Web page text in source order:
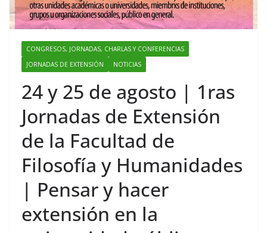
CONGRESOS, JORNADAS, CHARLAS Y CONFERENCIAS
JORNADAS DE EXTENSIÓN
NOTICIAS
24 y 25 de agosto | 1ras
Jornadas de Extensión
de la Facultad de
Filosofía y Humanidades
| Pensar y hacer
extensión en la